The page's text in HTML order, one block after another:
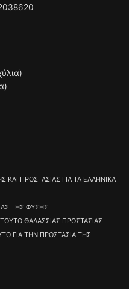
ΚΑΙ ΠΡΟΣΤΑΣΙΑΣ ΓΙΑ ΤΑ ΕΛΛΗΝΙΚΑ
ΤΗΣ ΦΥΣΗΣ
ΘΑΛΑΣΣΙΑΣ ΠΡΟΣΤΑΣΙΑΣ
ΓΙΑ ΤΗΝ ΠΡΟΣΤΑΣΙΑ ΤΗΣ